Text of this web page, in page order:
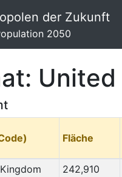
der Zukunft
2050
Fläche
242,910